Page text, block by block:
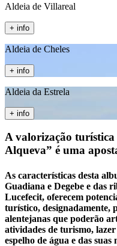
Aldeia de Villareal
+ info
Aldeia de Cheles
+ info
Aldeia da Estrela
+ info
A valorização
Alqueva” é uma
As características desta
Guadiana e Degebe e das
Lucefecit, oferecem
turístico, designadamente,
alentejanas que poderão
atividades de turismo,
espelho de água e das suas